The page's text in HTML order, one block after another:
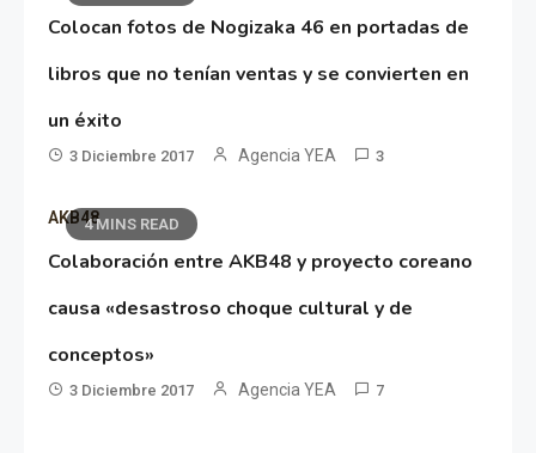
Colocan fotos de Nogizaka 46 en portadas de
libros que no tenían ventas y se convierten en
un éxito
3 Diciembre 2017 Agencia YEA 3
4 MINS READ
AKB48
Colaboración entre AKB48 y proyecto coreano
causa «desastroso choque cultural y de
conceptos»
3 Diciembre 2017 Agencia YEA 7